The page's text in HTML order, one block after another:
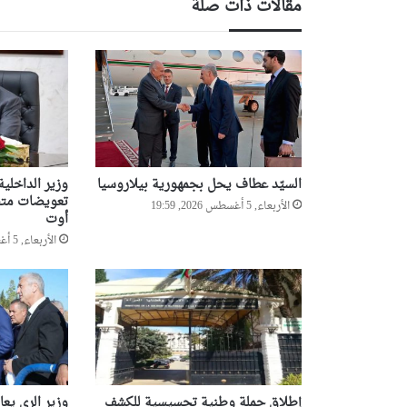
مقالات ذات صلة
السيّد عطاف يحل بجمهورية بيلاروسيا
الأربعاء, 5 أغسطس 2026, 19:59
وزير
تعويضات
أوت
الأربعاء, 5 أغسطس 2026, 19:57